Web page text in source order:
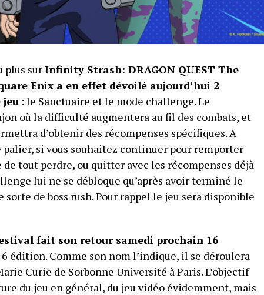
plus surInfinity Strash: DRAGON QUEST The
Enix a en effet dévoilé aujourd’hui 2
jeu : le Sanctuaire et le mode challenge. Le
où la difficulté augmentera au fil des combats, et
d’obtenir des récompenses spécifiques. A
palier, si vous souhaitez continuer pour remporter
de tout perdre, ou quitter avec les récompenses déjà
lui ne se débloque qu’après avoir terminé le
de boss rush. Pour rappel le jeu sera disponible
fait son retour samedi prochain 16
6 édition. Comme son nom l’indique, il se déroulera
Curie de Sorbonne Université à Paris. L’objectif
du jeu en général, du jeu vidéo évidemment, mais